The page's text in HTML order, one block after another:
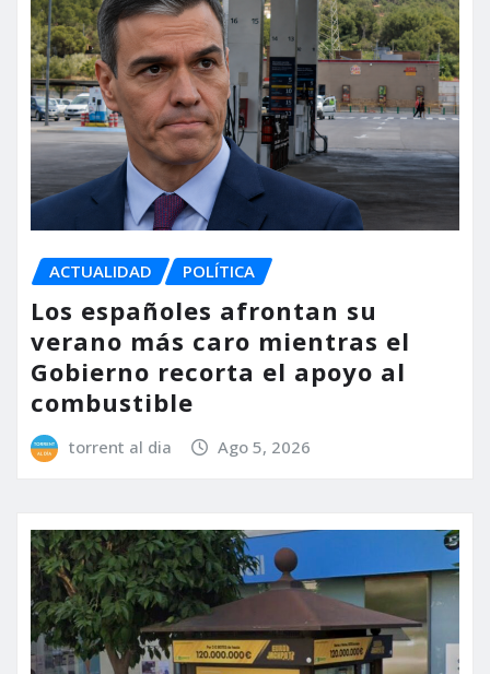
ACTUALIDAD POLÍTICA
Los españoles afrontan su
verano más caro mientras el
Gobierno recorta el apoyo al
combustible
torrent al dia Ago 5, 2026